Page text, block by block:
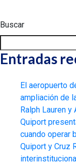
Buscar
Entradas
El aeropuerto
ampliación de
Ralph Lauren y
Quiport
cuando operar
Quiport y Cruz